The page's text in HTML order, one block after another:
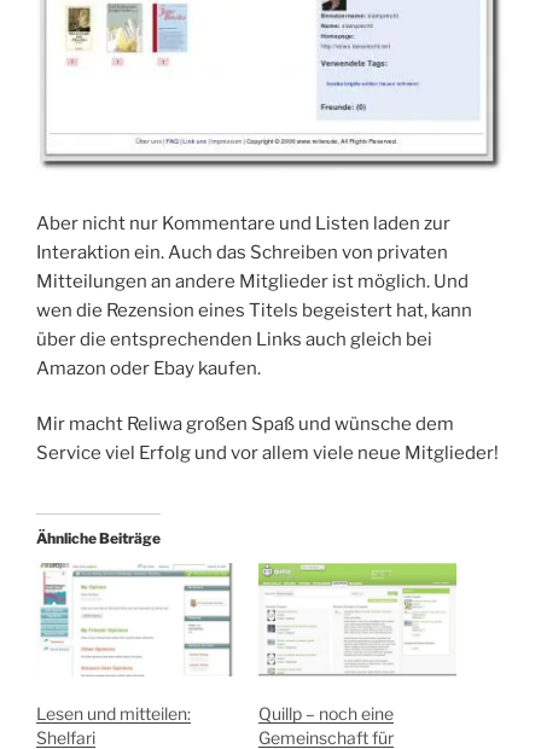
Aber nicht nur Kommentare und Listen laden zur
Interaktion ein. Auch das Schreiben von privaten
Mitteilungen an andere Mitglieder ist möglich. Und
wen die Rezension eines Titels begeistert hat, kann
über die entsprechenden Links auch gleich bei
Amazon oder Ebay kaufen.
Mir macht Reliwa großen Spaß und wünsche dem
Service viel Erfolg und vor allem viele neue Mitglieder!
Ähnliche Beiträge
Lesen und mitteilen:
Shelfari
Quillp – noch eine
Gemeinschaft für